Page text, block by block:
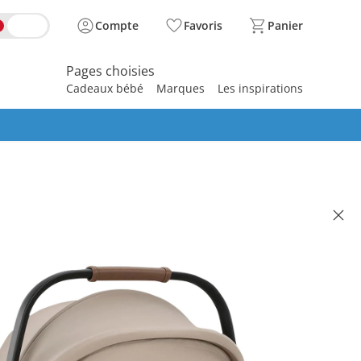
Compte Favoris Panier
Pages choisies
Cadeaux bébé Marques Les inspirations
289.95
plusfrais d'expédition
cosmopolitan